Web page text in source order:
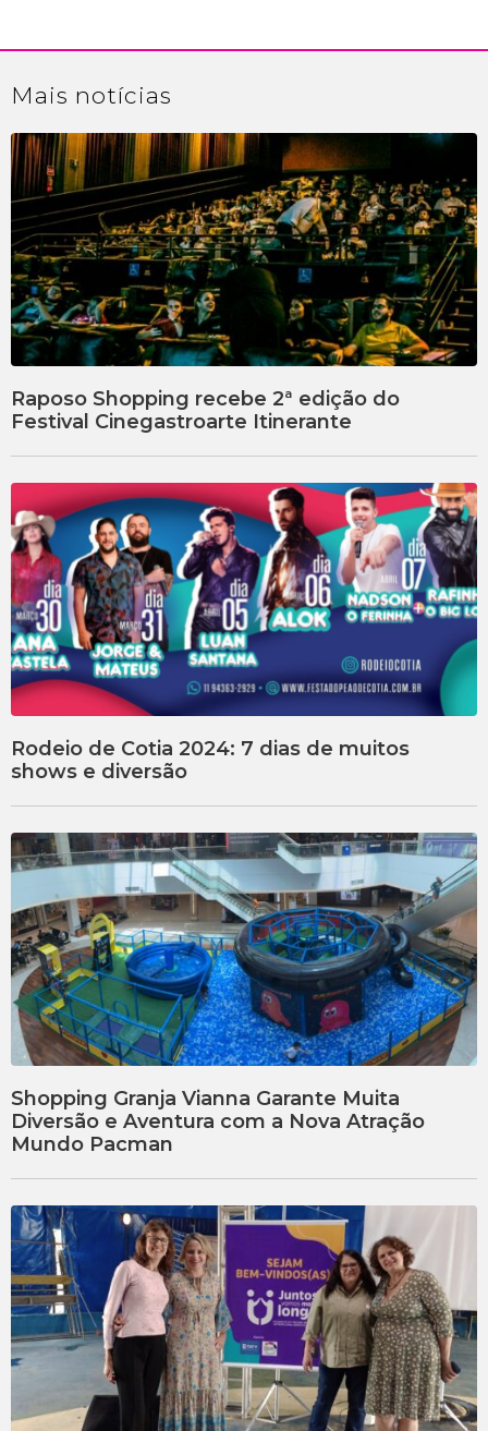
Mais notícias
Raposo Shopping recebe 2ª edição do
Festival Cinegastroarte Itinerante
Rodeio de Cotia 2024: 7 dias de muitos
shows e diversão
Shopping Granja Vianna Garante Muita
Diversão e Aventura com a Nova Atração
Mundo Pacman